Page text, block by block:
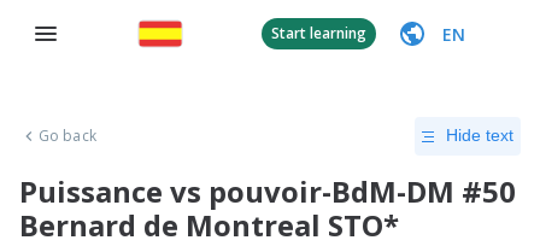
Start learning EN
Go back Hide text
Puissance vs pouvoir-BdM-DM #50
Bernard de Montreal STO*